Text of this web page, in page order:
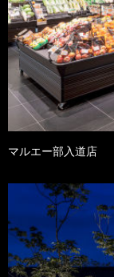
マルエー部入道店